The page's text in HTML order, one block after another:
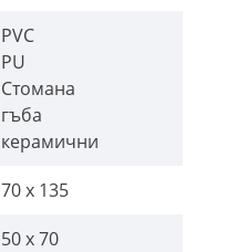
PVC
PU
Стомана
гъба
керамични
70 x 135
50 x 70